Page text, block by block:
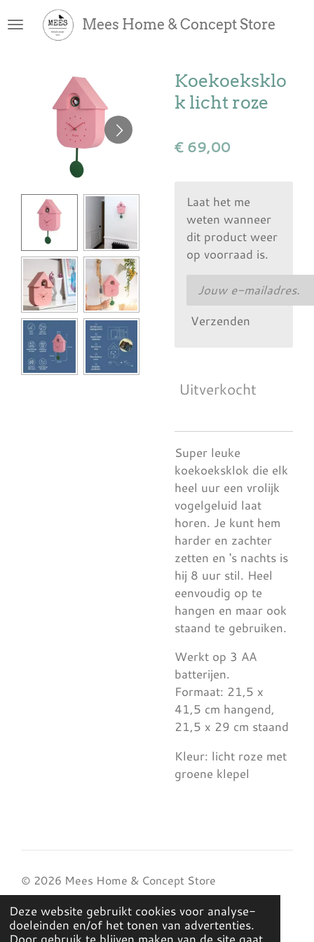
Deze website gebruikt cookies voor analyse-
doeleinden en/of het tonen van advertenties.
direct
hoofdinhoud
Mees Home & Concept Store
Koekoeksklo
k licht roze
€ 69,00
Laat het me
weten wanneer
dit product weer
op voorraad is.
Verzenden
Uitverkocht
Super leuke
koekoeksklok die elk
heel uur een vrolijk
vogelgeluid laat
horen. Je kunt hem
harder en zachter
zetten en 's nachts is
hij 8 uur stil. Heel
eenvoudig op te
hangen en maar ook
staand te gebruiken.
Werkt op 3 AA
batterijen.
Formaat: 21,5 x
41,5 cm hangend,
21,5 x 29 cm staand
Kleur: licht roze met
groene klepel
© 2026 Mees Home & Concept Store